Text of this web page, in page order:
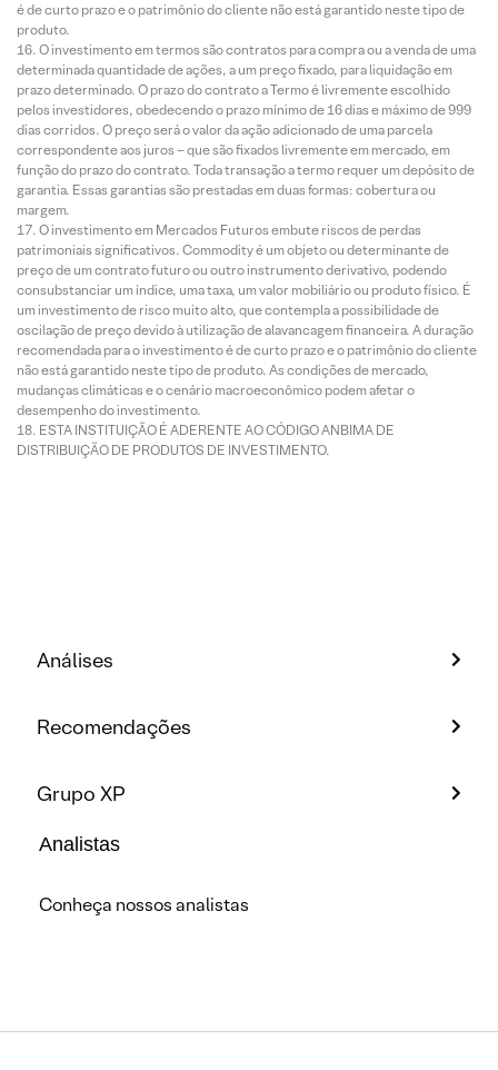
é de curto prazo e o patrimônio do cliente não está garantido neste tipo de
produto.
O investimento em termos são contratos para compra ou a venda de uma
determinada quantidade de ações, a um preço fixado, para liquidação em
prazo determinado. O prazo do contrato a Termo é livremente escolhido
pelos investidores, obedecendo o prazo mínimo de 16 dias e máximo de 999
dias corridos. O preço será o valor da ação adicionado de uma parcela
correspondente aos juros – que são fixados livremente em mercado, em
função do prazo do contrato. Toda transação a termo requer um depósito de
garantia. Essas garantias são prestadas em duas formas: cobertura ou
margem.
O investimento em Mercados Futuros embute riscos de perdas
patrimoniais significativos. Commodity é um objeto ou determinante de
preço de um contrato futuro ou outro instrumento derivativo, podendo
consubstanciar um índice, uma taxa, um valor mobiliário ou produto físico. É
um investimento de risco muito alto, que contempla a possibilidade de
oscilação de preço devido à utilização de alavancagem financeira. A duração
recomendada para o investimento é de curto prazo e o patrimônio do cliente
não está garantido neste tipo de produto. As condições de mercado,
mudanças climáticas e o cenário macroeconômico podem afetar o
desempenho do investimento.
ESTA INSTITUIÇÃO É ADERENTE AO CÓDIGO ANBIMA DE
DISTRIBUIÇÃO DE PRODUTOS DE INVESTIMENTO.
Análises
Recomendações
Grupo XP
Analistas
Conheça nossos analistas